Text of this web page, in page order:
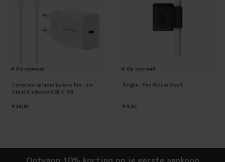
Op voorraad
Complete oplader Lenovo Tab - 2m
kabel & adapter USB-C Wit
€ 19,95
Op voorraad
Ringke - Pen Holder Zwart
€ 4,95